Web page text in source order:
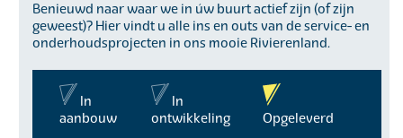
Benieuwd naar waar we in úw buurt actief zijn (of zijn
geweest)? Hier vindt u alle ins en outs van de service- en
onderhoudsprojecten in ons mooie Rivierenland.
In
aanbouw
In
ontwikkeling
Opgeleverd